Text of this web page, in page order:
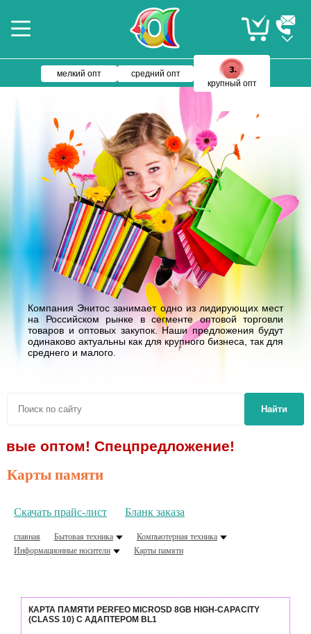
мелкий опт
средний опт
крупный опт
Компания Энитос занимает одно из лидирующих мест
на Российском рынке в сегменте оптовой торговли
товаров и оптовых закупок. Наши предложения будут
одинаково актуальны как для крупного бизнеса, так для
среднего и малого.
Найти
Спецпредложение!
Карты памяти
Скачать прайс-лист Бланк заказа
главная Бытовая техника
Компьютерная техника
Информационные носители
Карты памяти
КАРТА ПАМЯТИ PERFEO MICROSD 8GB HIGH-CAPACITY
(CLASS 10) С АДАПТЕРОМ BL1